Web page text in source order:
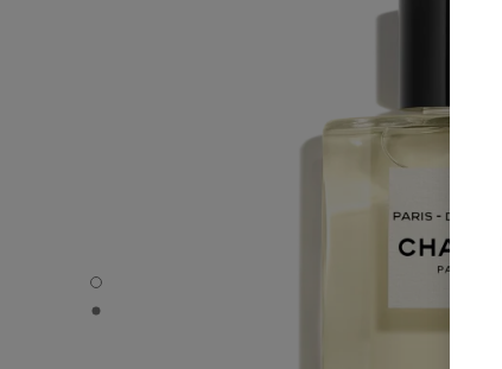
PARIS - DEAUVILLE - Immagine predefinita
PARIS - DEAUVILLE - Vista alternativa 1